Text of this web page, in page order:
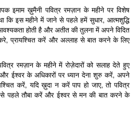
इमाम ख़ुमैनी पवित्र रमज़ान के महीने पर विशेष
कि इस महीने में जाने से पहले हमें सुधार, आत्मशुद्धि
होती है और अतीत की तुलना में अपने विदित
प्रायश्चित करें और अल्लाह से बात करने के लिए
रमज़ान के महीने में रोज़ेदारों को सलाह देते हुए
ईश्वर के अधिकारों पर ध्यान देना शुरु करें, अपने
करें, यदि ख़ुदा न करें पाप हो जाए, तो पवित्र
से पहले तौबा करें और ईश्वर से मन की बात करने के